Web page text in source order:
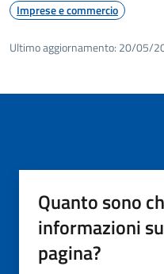
Imprese e commercio
Ultimo aggiornamento: 20/05/
Quanto sono
informazioni
pagina?